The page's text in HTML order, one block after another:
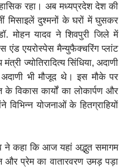
रहा। अब मध्यप्रदेश देश की
मिसाइलें दुश्मनों के घरों में घुसकर
मोहन यादव ने शिवपुरी जिले में
एयरोस्पेस मैन्युफैक्चरिंग प्लांट
ज्योतिरादित्य सिंधिया, अदाणी
भी मौजूद थे। इस मौके पर
विकास कार्यों का लोकार्पण और
योजनाओं के हितग्राहियों
ने कहा कि आज यहां अद्भुत समागम
और प्रेम का वातारवरण उमड़ पड़ा